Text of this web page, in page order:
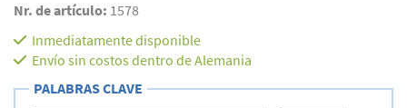
Nr. de artículo: 1578
Inmediatamente disponible
Envío sin costos dentro de Alemania
PALABRAS CLAVE